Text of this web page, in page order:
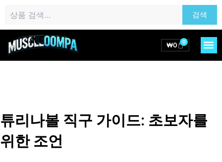
츠
색:
검색
₩0 0
Cart
튜리나볼 직구 가이드: 초보자를
위한 조언